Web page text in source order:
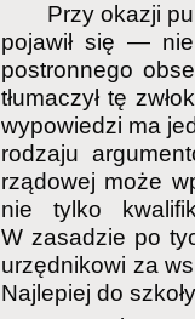
Przy okazji
pojawił się —
postronnego
tłumaczył tę
wypowiedzi ma
rodzaju
rządowej może
nie tylko
W zasadzie po
urzędnikowi za
Najlepiej do